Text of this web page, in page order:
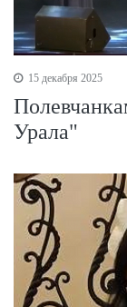
15 декабря 2025
Урала"